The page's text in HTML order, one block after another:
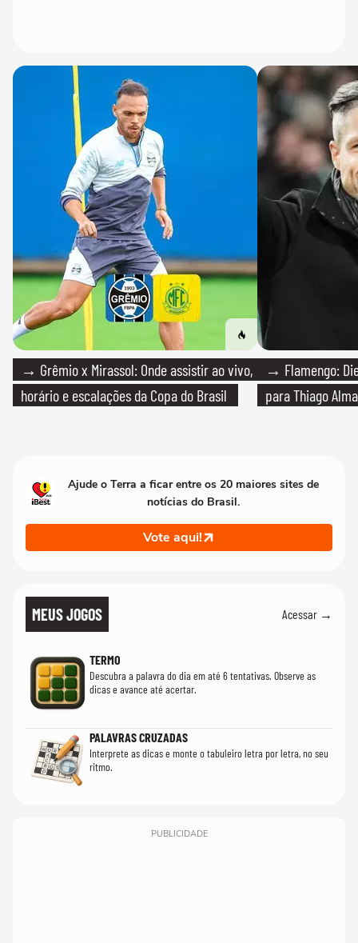
→ Grêmio x Mirassol: Onde assistir ao vivo,
horário e escalações da Copa do Brasil
→ Flamengo:
para Thiago
Ajude o Terra a ficar entre os 20 maiores sites de
notícias do Brasil.
Vote aqui!
MEUS JOGOS Acessar →
TERMO
Descubra a palavra do dia em até 6 tentativas. Observe as
dicas e avance até acertar.
PALAVRAS CRUZADAS
Interprete as dicas e monte o tabuleiro letra por letra, no seu
ritmo.
PUBLICIDADE